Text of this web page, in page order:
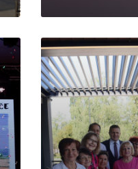
Pročitajte
više